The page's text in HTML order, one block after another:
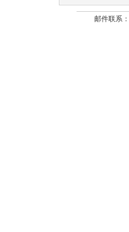
邮件联系：